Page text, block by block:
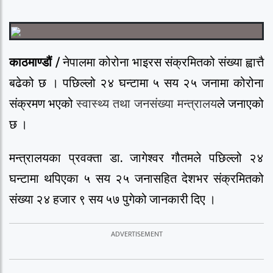
काठमाण्डौं /नेपालमा कोरोना भाइरस संक्रमितको संख्या ह्वात्तै
बढेको छ । पछिल्लो २४ घन्टामा ५ सय २५ जनामा कोरोना
संक्रमण भएकोस्वास्थ्य तथा जनसंख्या मन्त्रालयले जनाएको
छ ।
मन्त्रालयका प्रवक्ता डा. जागेश्वर गौतमले पछिल्लो २४
घन्टामा थपिएका ५ सय २५ जनासहित देशभर संक्रमितको
संख्या २४ हजार ९ सय ५७ पुगेको जानकारी दिए ।